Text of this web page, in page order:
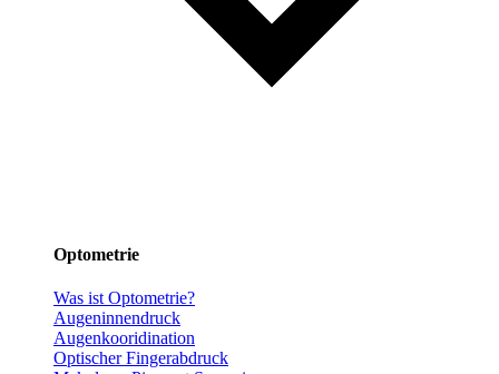
Optometrie
Was ist Optometrie?
Augeninnendruck
Augenkooridination
Optischer Fingerabdruck